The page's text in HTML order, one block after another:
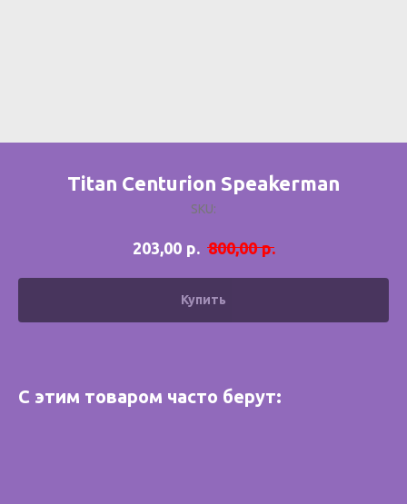
Titan Centurion Speakerman
SKU:
203,00 р. 800,00 р.
Купить
С этим товаром часто берут: